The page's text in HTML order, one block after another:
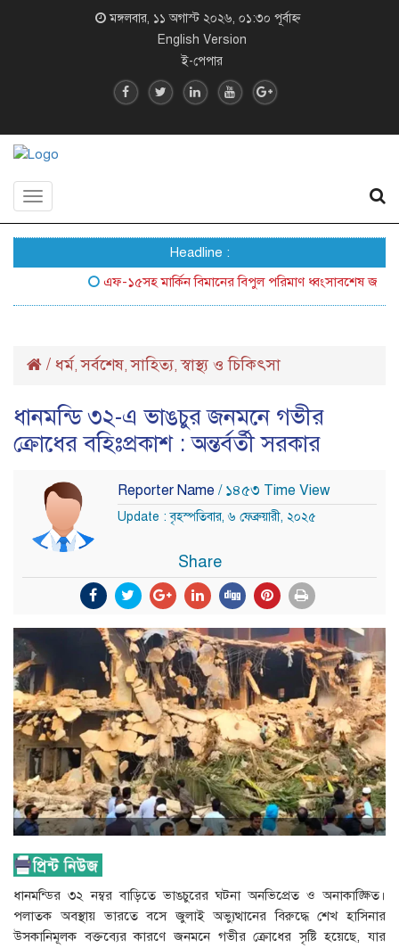
মঙ্গলবার, ১১ অগাস্ট ২০২৬, ০১:৩০ পূর্বাহ্ন
English Version
ই-পেপার
Toggle
Headline :
এফ-১৫সহ মার্কিন বিমানের বিপুল পরিমাণ ধ্বংসাবশেষ জনসম্মুখে
/ ধর্ম,সর্বশেষ,সাহিত্য,স্বাস্থ্য ও চিকিৎসা
ধানমন্ডি ৩২-এ ভাঙচুর জনমনে গভীর
ক্রোধের বহিঃপ্রকাশ : অন্তর্বর্তী সরকার
Reporter Name / ১৪৫৩ Time View
Update : বৃহস্পতিবার, ৬ ফেব্রুয়ারী, ২০২৫
Share
ধানমন্ডির ৩২ নম্বর বাড়িতে ভাঙচুরের ঘটনা অনভিপ্রেত ও অনাকাঙ্ক্ষিত।
পলাতক অবস্থায় ভারতে বসে জুলাই অভ্যুত্থানের বিরুদ্ধে শেখ হাসিনার
উসকানিমূলক বক্তব্যের কারণে জনমনে গভীর ক্রোধের সৃষ্টি হয়েছে, যার